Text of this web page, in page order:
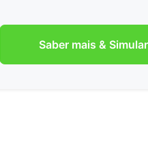
Saber mais & Simular